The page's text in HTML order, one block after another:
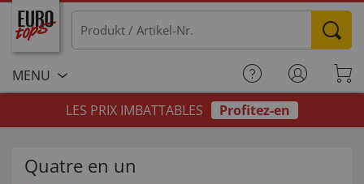
MENU
LES PRIX IMBATTABLES
Profitez-en
Quatre en un